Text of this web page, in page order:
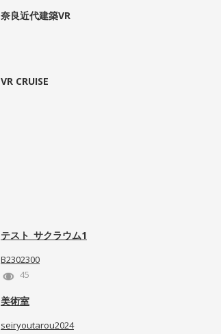
奈良近代建築VR
VR CRUISE
テスト_サクラウム1
B2302300
45
美術室
seiryoutarou2024